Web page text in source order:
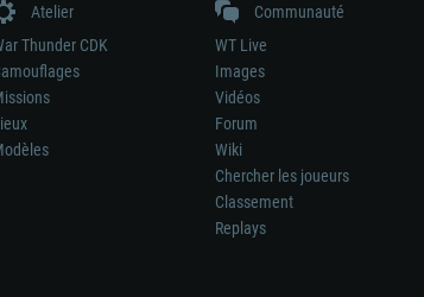
Atelier
Thunder CDK
Communauté
WT Live
Images
Vidéos
Forum
Wiki
Chercher les joueurs
Classement
Replays